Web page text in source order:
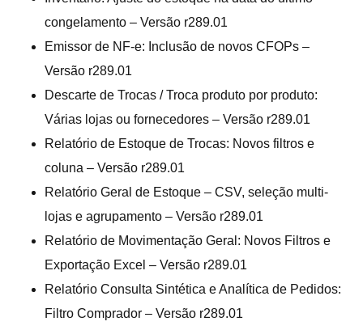
congelamento – Versão r289.01
Emissor de NF-e: Inclusão de novos CFOPs –
Versão r289.01
Descarte de Trocas / Troca produto por produto:
Várias lojas ou fornecedores – Versão r289.01
Relatório de Estoque de Trocas: Novos filtros e
coluna – Versão r289.01
Relatório Geral de Estoque – CSV, seleção multi-
lojas e agrupamento – Versão r289.01
Relatório de Movimentação Geral: Novos Filtros e
Exportação Excel – Versão r289.01
Relatório Consulta Sintética e Analítica de Pedidos:
Filtro Comprador – Versão r289.01